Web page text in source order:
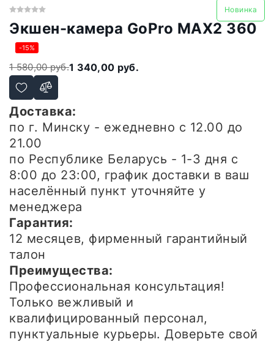
Новинка
Экшен-камера GoPro MAX2 360
-15%
1 580,00 руб.1 340,00 руб.
Доставка:
по г. Минску - ежедневно с 12.00 до
21.00
по Республике Беларусь - 1-3 дня с
8:00 до 23:00, график доставки в ваш
населённый пункт уточняйте у
менеджера
Гарантия:
12 месяцев, фирменный гарантийный
талон
Преимущества:
Профессиональная консультация!
Только вежливый и
квалифицированный персонал,
пунктуальные курьеры. Доверьте свой